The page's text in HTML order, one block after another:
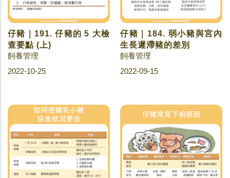
仔豬｜191. 仔豬的 5 大檢
查要點 (上)
飼養管理
2022-10-25
仔豬｜184. 弱小豬與宮內
生長遲滯豬的差別
飼養管理
2022-09-15